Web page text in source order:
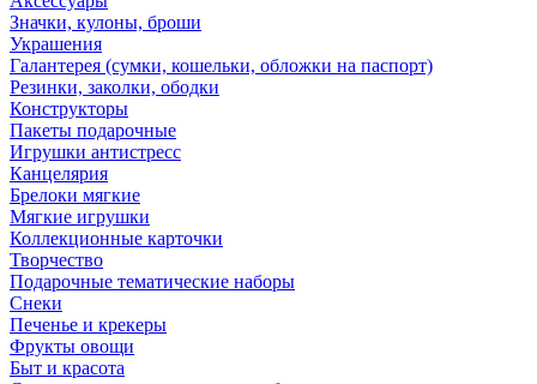
Значки, кулоны, броши
Украшения
Галантерея (сумки, кошельки, обложки на паспорт)
Резинки, заколки, ободки
Конструкторы
Пакеты подарочные
Игрушки антистресс
Канцелярия
Брелоки мягкие
Мягкие игрушки
Коллекционные карточки
Творчество
Подарочные тематические наборы
Снеки
Печенье и крекеры
Фрукты овощи
Быт и красота